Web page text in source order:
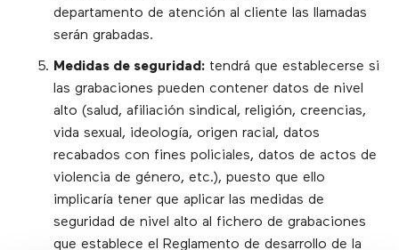
departamento de atención al cliente las llamadas
serán grabadas.
Medidas de seguridad: tendrá que establecerse si
las grabaciones pueden contener datos de nivel
alto (salud, afiliación sindical, religión, creencias,
vida sexual, ideología, origen racial, datos
recabados con fines policiales, datos de actos de
violencia de género, etc.), puesto que ello
implicaría tener que aplicar las medidas de
seguridad de nivel alto al fichero de grabaciones
que establece el Reglamento de desarrollo de la